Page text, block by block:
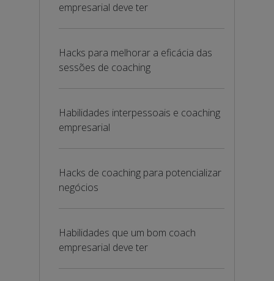
empresarial deve ter
Hacks para melhorar a eficácia das
sessões de coaching
Habilidades interpessoais e coaching
empresarial
Hacks de coaching para potencializar
negócios
Habilidades que um bom coach
empresarial deve ter